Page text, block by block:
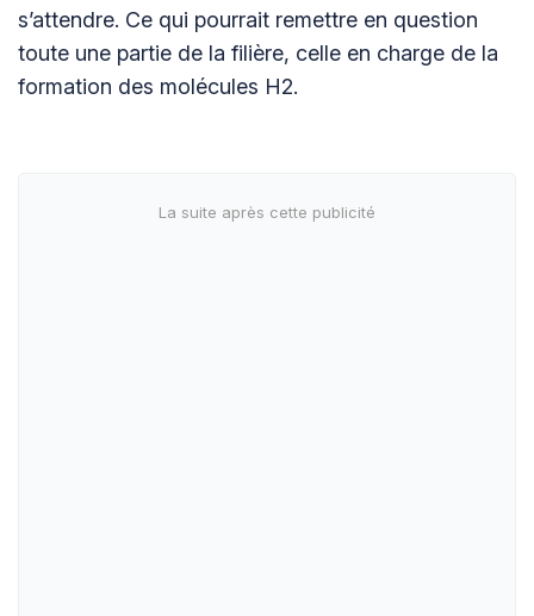
s’attendre. Ce qui pourrait remettre en question
toute une partie de la filière, celle en charge de la
formation des molécules H2.